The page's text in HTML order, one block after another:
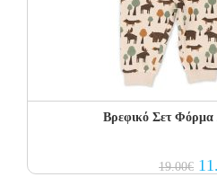
Βρεφικό Σετ Φόρμα
19.00€